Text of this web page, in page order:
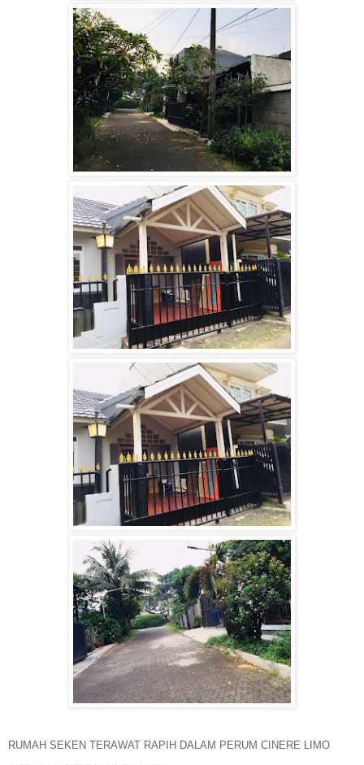
RUMAH SEKEN TERAWAT RAPIH DALAM PERUM CINERE LIMO